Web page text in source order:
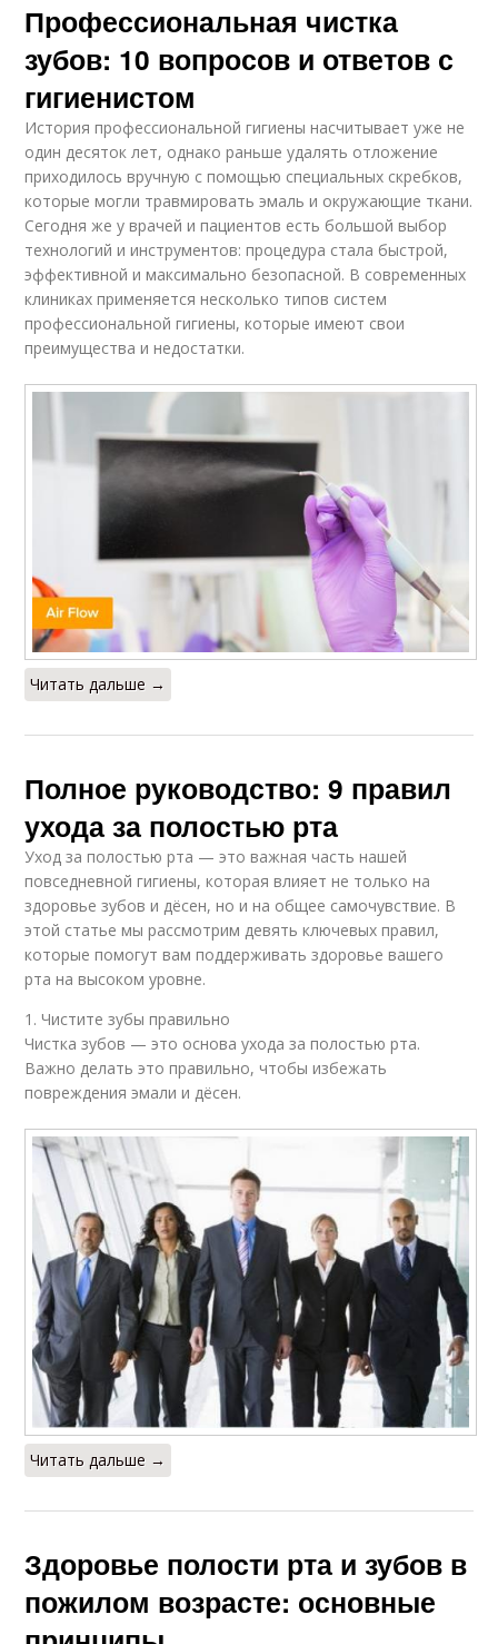
Профессиональная чистка
зубов: 10 вопросов и ответов с
гигиенистом
История профессиональной гигиены насчитывает уже не
один десяток лет, однако раньше удалять отложение
приходилось вручную с помощью специальных скребков,
которые могли травмировать эмаль и окружающие ткани.
Сегодня же у врачей и пациентов есть большой выбор
технологий и инструментов: процедура стала быстрой,
эффективной и максимально безопасной. В современных
клиниках применяется несколько типов систем
профессиональной гигиены, которые имеют свои
преимущества и недостатки.
Читать дальше →
Полное руководство: 9 правил
ухода за полостью рта
Уход за полостью рта — это важная часть нашей
повседневной гигиены, которая влияет не только на
здоровье зубов и дёсен, но и на общее самочувствие. В
этой статье мы рассмотрим девять ключевых правил,
которые помогут вам поддерживать здоровье вашего
рта на высоком уровне.
1. Чистите зубы правильно
Чистка зубов — это основа ухода за полостью рта.
Важно делать это правильно, чтобы избежать
повреждения эмали и дёсен.
Читать дальше →
Здоровье полости рта и зубов в
пожилом возрасте: основные